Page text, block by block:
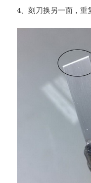
4、刻刀换另一面，重